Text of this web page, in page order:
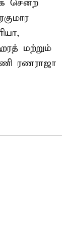
சென்ற
மற்றும்
ரணராஜா